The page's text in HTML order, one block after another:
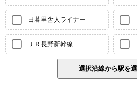
日暮里舎人ライナー
ＪＲ長野新幹線